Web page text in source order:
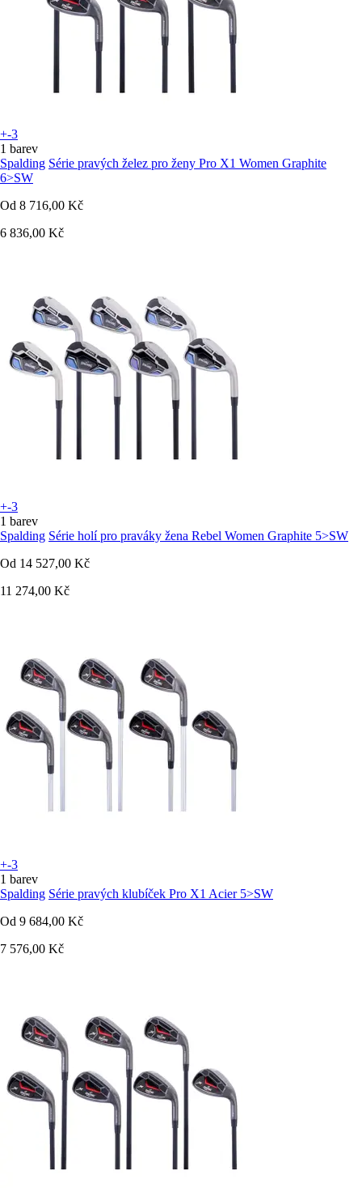
+-3
1 barev
Spalding Série pravých želez pro ženy Pro X1 Women Graphite
6>SW
Od 8 716,00 Kč
6 836,00 Kč
+-3
1 barev
Spalding Série holí pro praváky žena Rebel Women Graphite 5>SW
Od 14 527,00 Kč
11 274,00 Kč
+-3
1 barev
Spalding Série pravých klubíček Pro X1 Acier 5>SW
Od 9 684,00 Kč
7 576,00 Kč